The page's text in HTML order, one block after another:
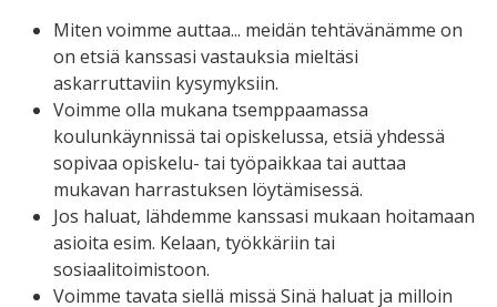
Miten voimme auttaa... meidän tehtävänämme on
on etsiä kanssasi vastauksia mieltäsi
askarruttaviin kysymyksiin.
Voimme olla mukana tsemppaamassa
koulunkäynnissä tai opiskelussa, etsiä yhdessä
sopivaa opiskelu- tai työpaikkaa tai auttaa
mukavan harrastuksen löytämisessä.
Jos haluat, lähdemme kanssasi mukaan hoitamaan
asioita esim. Kelaan, työkkäriin tai
sosiaalitoimistoon.
Voimme tavata siellä missä Sinä haluat ja milloin